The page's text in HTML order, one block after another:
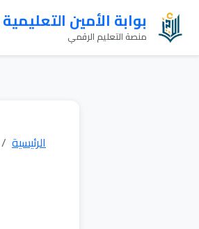
بوابة الأمين التعليمية
منصة التعليم الرقمي
الرئيسية